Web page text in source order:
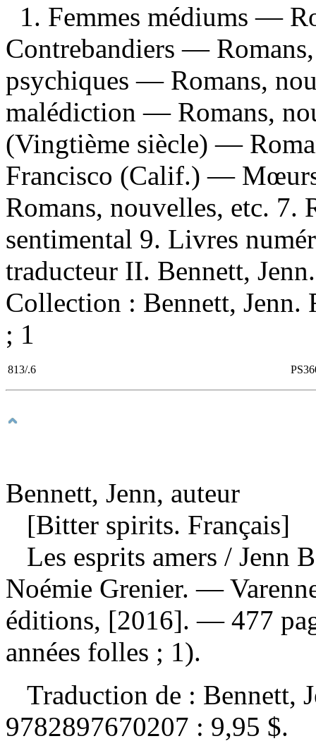
1. Femmes médiums —
Contrebandiers —
psychiques — Romans,
malédiction — Romans,
(Vingtième siècle) —
Francisco (Calif.) —
Romans, nouvelles, etc. 7.
sentimental 9. Livres
traducteur II. Bennett,
Collection : Bennett, Jenn.
; 1
813/.6
Bennett, Jenn, auteur
[Bitter spirits. Français]
Les esprits amers / Jenn
Noémie Grenier. —
éditions, [2016]. — 477
années folles ; 1).
Traduction de : Bennett,
9782897670207 : 9,95 $.